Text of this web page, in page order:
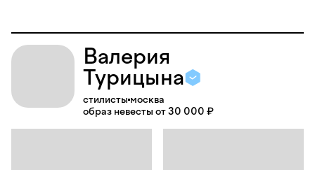
Валерия
Турицына
стилисты москва
образ невесты от 30 000 ₽